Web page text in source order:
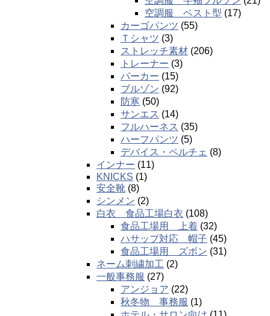
空調服 ベスト型 (17)
カーゴパンツ (55)
Ｔシャツ (3)
ストレッチ素材 (206)
トレーナー (3)
パーカー (15)
ブルゾン (92)
防寒 (50)
サンエス (14)
フルハーネス (35)
ハーフパンツ (5)
デバイス・ペルチェ (8)
インナー (11)
KNICKS (1)
安全靴 (8)
シンメン (2)
白衣 食品工場白衣 (108)
食品工場用 上着 (32)
ハサップ対応 帽子 (45)
食品工場用 ズボン (31)
ネーム刺繍加工 (2)
一般事務服 (27)
アンジョア (22)
秋冬物 事務服 (1)